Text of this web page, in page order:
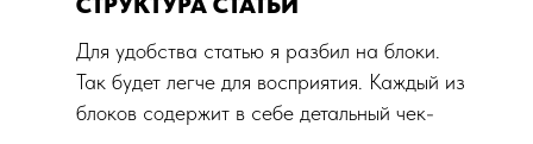
Для удобства статью я разбил на блоки.
Так будет легче для восприятия. Каждый из
блоков содержит в себе детальный чек-